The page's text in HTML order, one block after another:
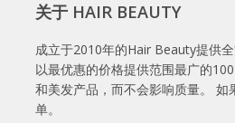
关于 HAIR BEAUTY
成立于2010年的Hair Beauty提供
以最优惠的价格提供范围最广的
和美发产品，而不会影响质量。 如
单。